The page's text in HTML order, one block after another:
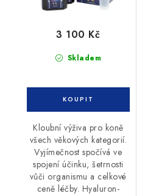
Skladem
3 100 Kč
Kloubní výživa pro koně
všech věkových kategorií.
Vyjímečnost spočívá ve
spojení účinku, šetrnosti
vůči organismu a celkové
ceně léčby. Hyaluron-